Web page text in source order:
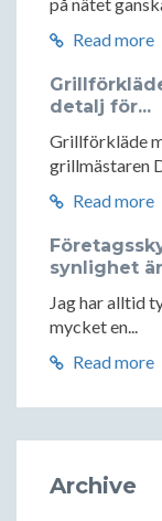
Read more
detalj för...
Grillförkläde
grillmästaren
Read more
synlighet
Jag har alltid
mycket en...
Read more
Archive